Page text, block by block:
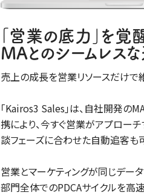
｢営業の底力｣を覚
MAとのシームレス
売上の成長を営業リソースだけで
｢Kairos3 Sales｣は、自社開発の
携により、今すぐ営業がアプロー
談フェーズに合わせた自動追客も
営業とマーケティングが同じデー
部門全体でのPDCAサイクルを高速